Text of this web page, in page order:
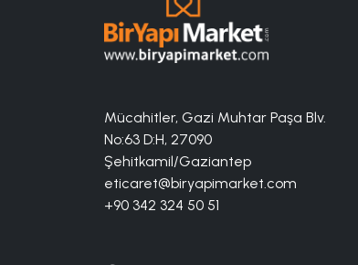
Mücahitler, Gazi Muhtar Paşa Blv.
No:63 D:H, 27090
Şehitkamil/Gaziantep
eticaret@biryapimarket.com
+90 342 324 50 51